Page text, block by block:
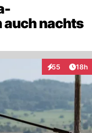
auch nachts
55
Interaktionen
18h